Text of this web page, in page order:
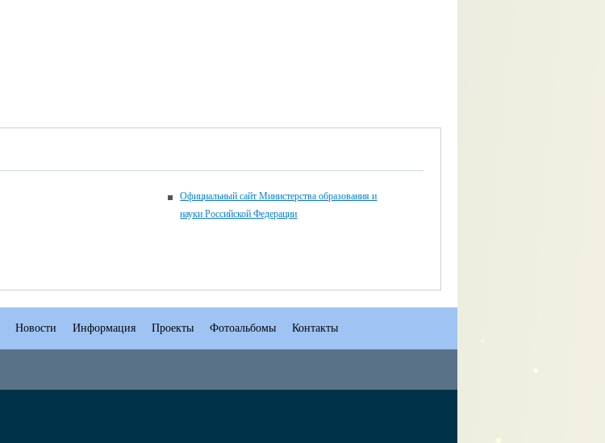
Официальный сайт Министерства образования и
науки Российской Федерации
Новости Информация Проекты Фотоальбомы Контакты